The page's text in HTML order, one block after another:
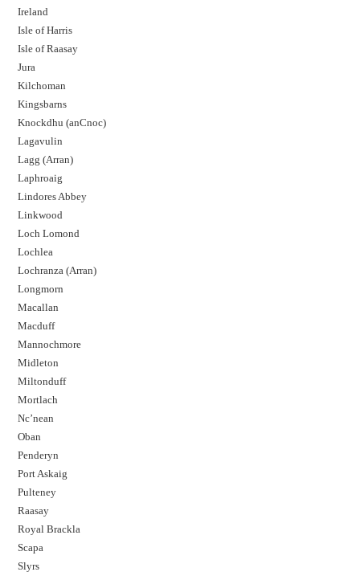
Ireland
Isle of Harris
Isle of Raasay
Jura
Kilchoman
Kingsbarns
Knockdhu (anCnoc)
Lagavulin
Lagg (Arran)
Laphroaig
Lindores Abbey
Linkwood
Loch Lomond
Lochlea
Lochranza (Arran)
Longmorn
Macallan
Macduff
Mannochmore
Midleton
Miltonduff
Mortlach
Nc’nean
Oban
Penderyn
Port Askaig
Pulteney
Raasay
Royal Brackla
Scapa
Slyrs